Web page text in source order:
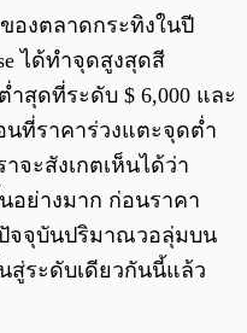
ของตลาดกระทิงในปี
ได้ทำจุดสูงสุดสี
สุดที่ระดับ $ 6,000 และ
นที่ราคาร่วงแตะจุดต่ำ
จะสังเกตเห็นได้ว่า
อย่างมาก ก่อนราคา
จจุบันปริมาณวอลุ่มบน
นสู่ระดับเดียวกันนี้แล้ว